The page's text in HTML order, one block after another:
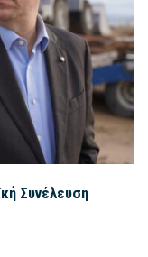
Συνέλευση